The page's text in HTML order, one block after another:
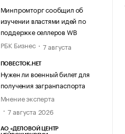
Минпромторг сообщил об
изучении властями идей по
поддержке селлеров WB
РБК Бизнес
7 августа
ПОВЕСТОК.НЕТ
Нужен ли военный билет для
получения загранпаспорта
Мнение эксперта
7 августа 2026
АО «ДЕЛОВОЙ ЦЕНТР